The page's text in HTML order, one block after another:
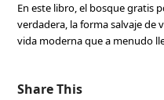
En este libro, el bosque gratis
verdadera, la forma salvaje de
vida moderna que a menudo
Share This